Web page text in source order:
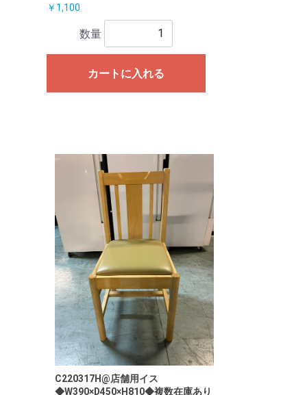
￥1,100
数量
カートに入れる
C220317H@店舗用イス
◆W390×D450×H810◆複数在庫あり